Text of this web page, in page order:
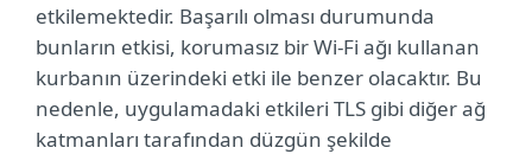
etkilemektedir. Başarılı olması durumunda
bunların etkisi, korumasız bir Wi-Fi ağı kullanan
kurbanın üzerindeki etki ile benzer olacaktır. Bu
nedenle, uygulamadaki etkileri TLS gibi diğer ağ
katmanları tarafından düzgün şekilde